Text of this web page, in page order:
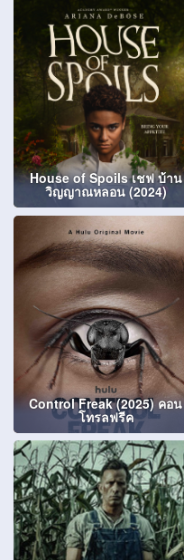
House of Spoils เชฟ บ้าน
วิญญาณหลอน (2024)
Control Freak (2025) คอน
โทรลฟรีค